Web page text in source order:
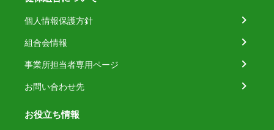
個人情報保護方針
組合会情報
事業所担当者専用ページ
お問い合わせ先
お役立ち情報